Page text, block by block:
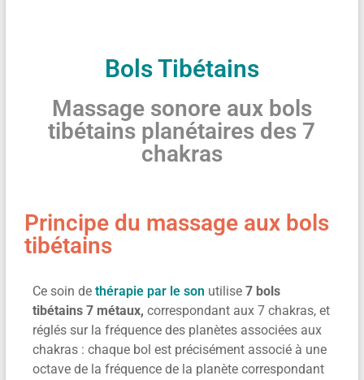
Bols Tibétains
Massage sonore aux bols
tibétains planétaires des 7
chakras
Principe du massage aux bols
tibétains
Ce soin de thérapie par le son utilise 7 bols
tibétains 7 métaux, correspondant aux 7 chakras, et
réglés sur la fréquence des planètes associées aux
chakras : chaque bol est précisément associé à une
octave de la fréquence de la planète correspondant